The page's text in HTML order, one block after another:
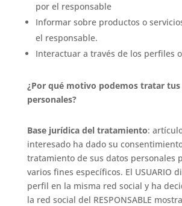
por el responsable
Informar sobre productos o
el responsable.
Interactuar a través de los perfiles
¿Por qué motivo podemos tratar
personales?
Base jurídica del tratamiento:
interesado ha dado su
tratamiento de sus datos personales
varios fines específicos. El USUARIO
perfil en la misma red social y ha
la red social del RESPONSABLE